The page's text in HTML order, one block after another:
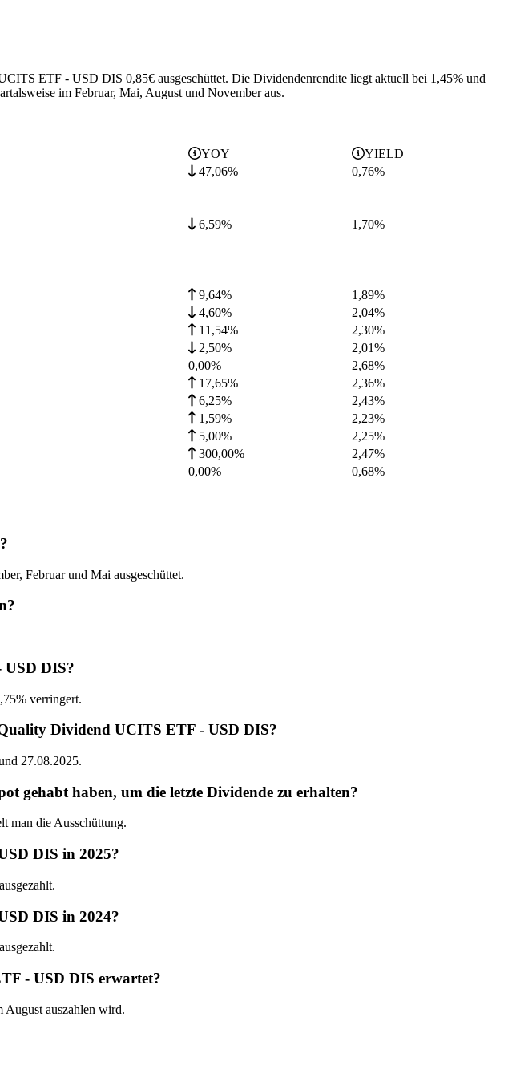
ETF - USD DIS 0,85€ ausgeschüttet. Die Dividendenrendite liegt aktuell bei 1,45% und
im Februar, Mai, August und November aus.
YOY
YIELD
47,06% 0,76%
6,59% 1,70%
9,64% 1,89%
4,60% 2,04%
11,54% 2,30%
2,50% 2,01%
0,00% 2,68%
17,65% 2,36%
6,25% 2,43%
1,59% 2,23%
5,00% 2,25%
300,00% 2,47%
0,00% 0,68%
Februar und Mai ausgeschüttet.
DIS?
verringert.
Dividend UCITS ETF - USD DIS?
27.08.2025.
gehabt haben, um die letzte Dividende zu erhalten?
man die Ausschüttung.
DIS in 2025?
DIS in 2024?
- USD DIS erwartet?
auszahlen wird.